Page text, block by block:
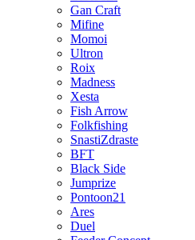
Gan Craft
Mifine
Momoi
Ultron
Roix
Madness
Xesta
Fish Arrow
Folkfishing
SnastiZdraste
BFT
Black Side
Jumprize
Pontoon21
Ares
Duel